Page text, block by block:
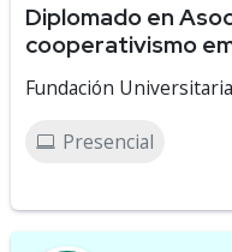
Diplomado en
cooperativismo
Fundación
Presencial